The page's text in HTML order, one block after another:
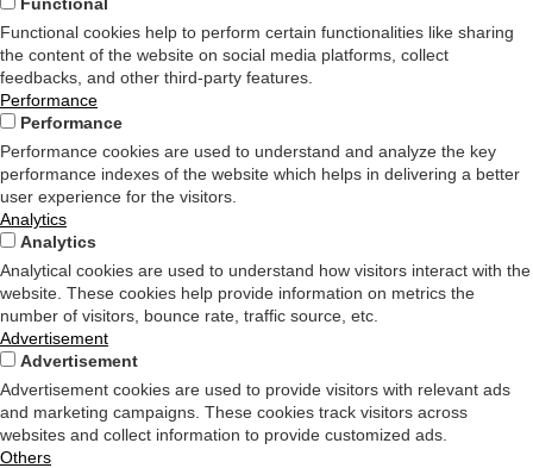
Functional cookies help to perform certain functionalities like sharing
the content of the website on social media platforms, collect
feedbacks, and other third-party features.
Performance
Performance
Performance cookies are used to understand and analyze the key
performance indexes of the website which helps in delivering a better
user experience for the visitors.
Analytics
Analytics
Analytical cookies are used to understand how visitors interact with the
website. These cookies help provide information on metrics the
number of visitors, bounce rate, traffic source, etc.
Advertisement
Advertisement
Advertisement cookies are used to provide visitors with relevant ads
and marketing campaigns. These cookies track visitors across
websites and collect information to provide customized ads.
Others